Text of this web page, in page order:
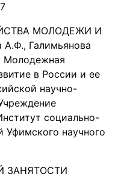
МОЛОДЕЖИ И
Галимьянова
Молодежная
в России и ее
научно-
социально-
Уфимского научного
ЗАНЯТОСТИ